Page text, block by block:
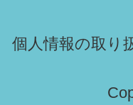
個人情報の取り